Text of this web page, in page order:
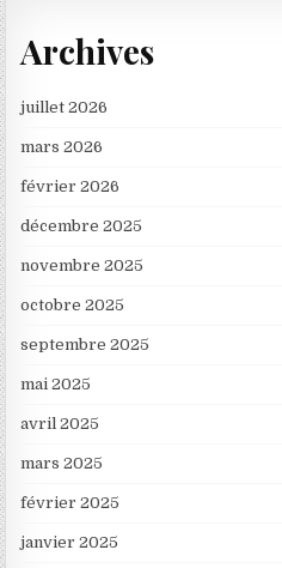
Archives
juillet 2026
mars 2026
février 2026
décembre 2025
novembre 2025
octobre 2025
septembre 2025
mai 2025
avril 2025
mars 2025
février 2025
janvier 2025